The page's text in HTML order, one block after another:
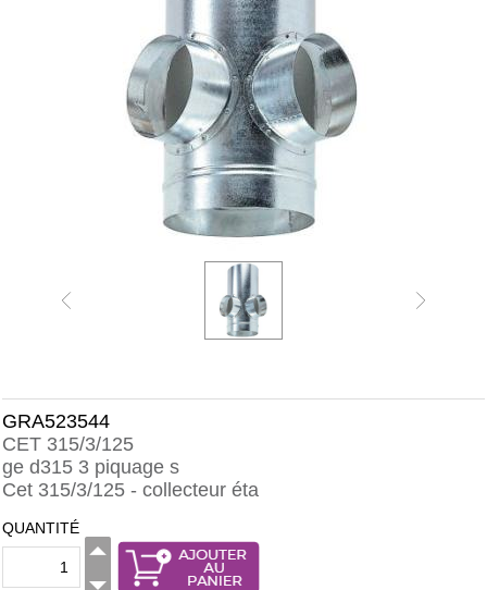
GRA523544
CET 315/3/125
ge d315 3 piquage s
Cet 315/3/125 - collecteur éta
QUANTITÉ